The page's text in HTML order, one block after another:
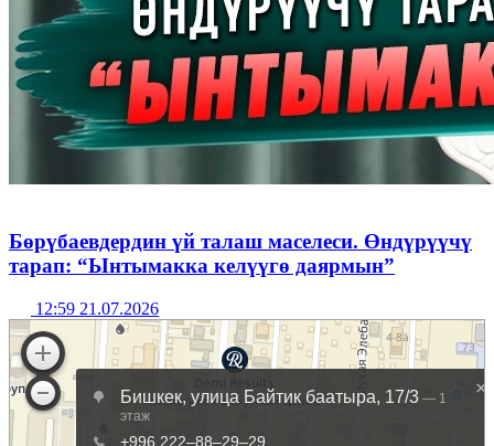
Бөрүбаевдердин үй талаш маселеси. Өндүрүүчү
тарап: “Ынтымакка келүүгө даярмын”
12:59 21.07.2026